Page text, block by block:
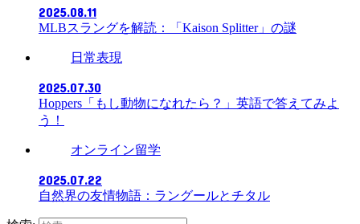
2025.08.11
MLBスラングを解読：「Kaison Splitter」の謎
日常表現
2025.07.30
Hoppers「もし動物になれたら？」英語で答えてみよ
う！
オンライン留学
2025.07.22
自然界の友情物語：ラングールとチタル